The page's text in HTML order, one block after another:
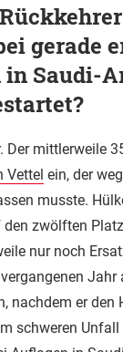
gerade
in Saudi-
Der mittlerweile
Vettel ein, der
musste.
zwölften
nur noch
nachdem er den
schweren